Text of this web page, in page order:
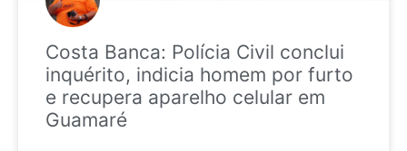
Costa Banca: Polícia Civil conclui
inquérito, indicia homem por furto
e recupera aparelho celular em
Guamaré